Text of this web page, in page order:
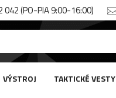
042 (PO-PIA 9:00-16:00)
VÝSTROJ TAKTICKÉ VESTY